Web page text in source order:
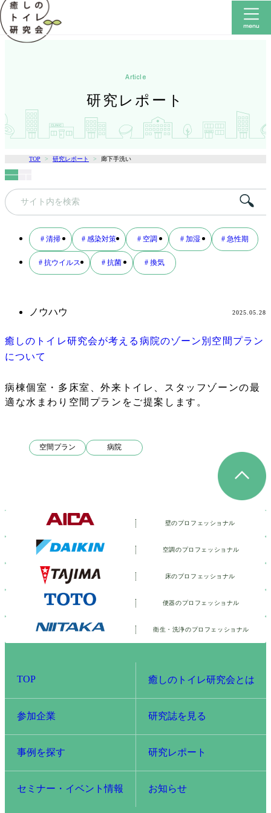
研究レポート
article
TOP 研究レポート 廊下手洗い
癒しのトイレ研究会が考える病院のゾーン別空間プラン
について
ノウハウ 2025.05.28
病棟個室・多床室、外来トイレ、スタッフゾーンの最
適な水まわり空間プランをご提案します。
空間プラン 病院
キ
# 清掃 # 感染対策 # 空調 # 加湿 # 急性期
# 抗ウイルス # 抗菌 # 換気
壁のプロフェッショナル
空調のプロフェッショナル
床のプロフェッショナル
便器のプロフェッショナル
衛生・洗浄のプロフェッショナル
TOP 癒しのトイレ研究会とは
参加企業 研究誌を見る
事例を探す 研究レポート
セミナー・イベント情報 お知らせ